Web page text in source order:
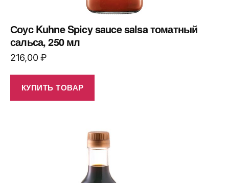
Соус Kuhne Spicy sauce salsa томатный
сальса, 250 мл
216,00₽
КУПИТЬ ТОВАР